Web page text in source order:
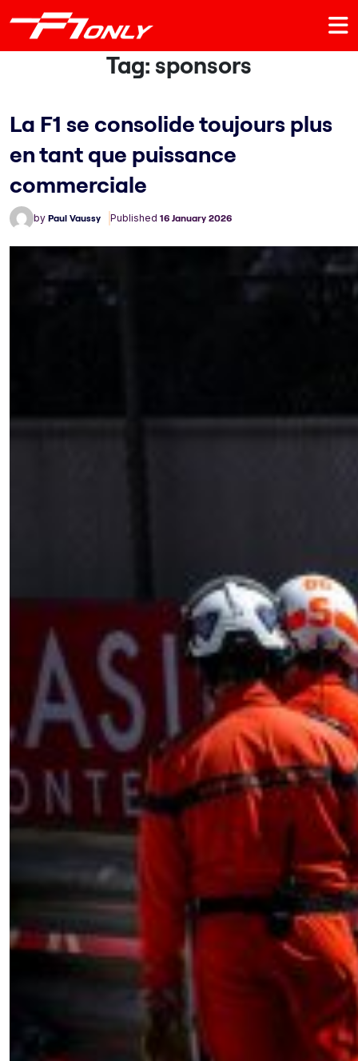
Tag:sponsors
La F1 se consolide toujours plus
en tant que puissance
commerciale
by Paul Vaussy Published 16 January 2026